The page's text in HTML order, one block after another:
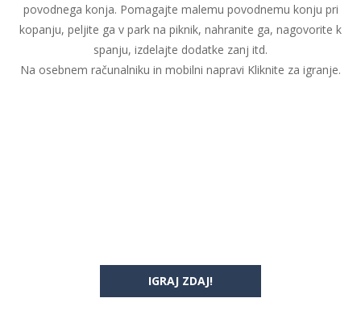
povodnega konja. Pomagajte malemu povodnemu konju pri
kopanju, peljite ga v park na piknik, nahranite ga, nagovorite k
spanju, izdelajte dodatke zanj itd.
Na osebnem računalniku in mobilni napravi Kliknite za igranje.
IGRAJ ZDAJ!